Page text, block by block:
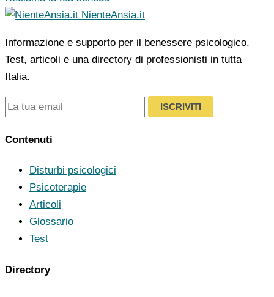
NienteAnsia.it
Informazione e supporto per il benessere psicologico.
Test, articoli e una directory di professionisti in tutta
Italia.
ISCRIVITI
Contenuti
Disturbi psicologici
Psicoterapie
Articoli
Glossario
Test
Directory